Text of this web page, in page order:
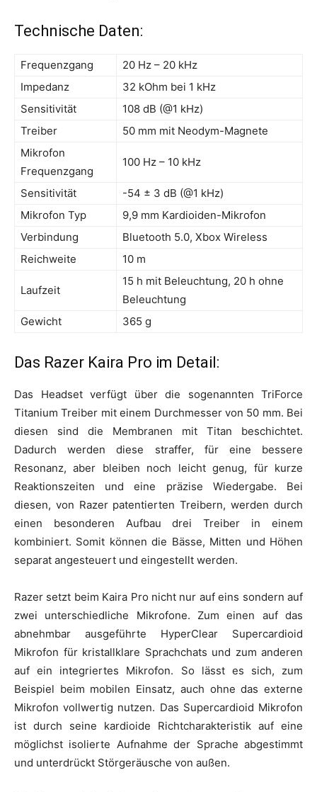
Technische Daten:
Frequenzgang
20 Hz – 20 kHz
Impedanz
32 kOhm bei 1 kHz
Sensitivität
108 dB (@1 kHz)
Treiber
50 mm mit Neodym-Magnete
Mikrofon
Frequenzgang
100 Hz – 10 kHz
Sensitivität
-54 ± 3 dB (@1 kHz)
Mikrofon Typ
9,9 mm Kardioiden-Mikrofon
Verbindung
Bluetooth 5.0, Xbox Wireless
Reichweite
10 m
Laufzeit
15 h mit Beleuchtung, 20 h ohne
Beleuchtung
Gewicht
365 g
Das Razer Kaira Pro im Detail:
Das Headset verfügt über die sogenannten TriForce
Titanium Treiber mit einem Durchmesser von 50 mm. Bei
diesen sind die Membranen mit Titan beschichtet.
Dadurch werden diese straffer, für eine bessere
Resonanz, aber bleiben noch leicht genug, für kurze
Reaktionszeiten und eine präzise Wiedergabe. Bei
diesen, von Razer patentierten Treibern, werden durch
einen besonderen Aufbau drei Treiber in einem
kombiniert. Somit können die Bässe, Mitten und Höhen
separat angesteuert und eingestellt werden.
Razer setzt beim Kaira Pro nicht nur auf eins sondern auf
zwei unterschiedliche Mikrofone. Zum einen auf das
abnehmbar ausgeführte HyperClear Supercardioid
Mikrofon für kristallklare Sprachchats und zum anderen
auf ein integriertes Mikrofon. So lässt es sich, zum
Beispiel beim mobilen Einsatz, auch ohne das externe
Mikrofon vollwertig nutzen. Das Supercardioid Mikrofon
ist durch seine kardioide Richtcharakteristik auf eine
möglichst isolierte Aufnahme der Sprache abgestimmt
und unterdrückt Störgeräusche von außen.